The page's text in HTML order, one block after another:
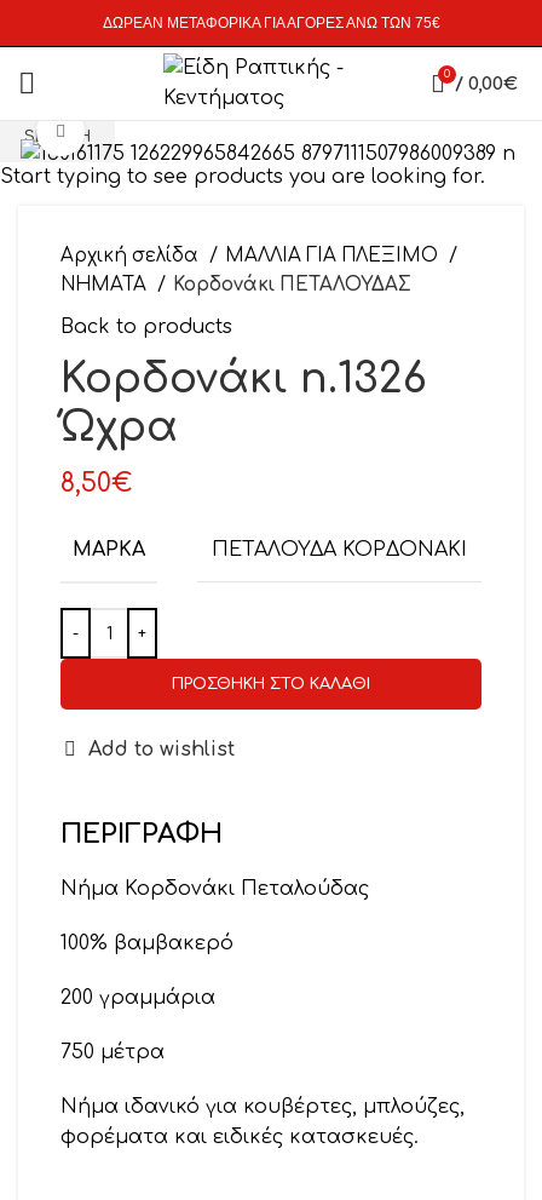
ΔΩΡΕΑΝ ΜΕΤΑΦΟΡΙΚΑ ΓΙΑ ΑΓΟΡΕΣ ΑΝΩ ΤΩΝ 75€
0 / 0,00€
Click to enlarge
Αρχική σελίδα
ΜΑΛΛΙΑ ΓΙΑ ΠΛΕΞΙΜΟ
ΝΗΜΑΤΑ
Κορδονάκι ΠΕΤΑΛΟΥΔΑΣ
Back to products
Κορδονάκι n.1326
Ώχρα
8,50€
ΜΆΡΚΑ ΠΕΤΑΛΟΥΔΑ ΚΟΡΔΟΝΑΚΙ
ΠΡΟΣΘΉΚΗ ΣΤΟ ΚΑΛΆΘΙ
Add to wishlist
ΠΕΡΙΓΡΑΦΉ
Νήμα Κορδονάκι Πεταλούδας
100% βαμβακερό
200 γραμμάρια
750 μέτρα
Νήμα ιδανικό για κουβέρτες, μπλούζες,
φορέματα και ειδικές κατασκευές.
SEARCH
Start typing to see products you are looking for.